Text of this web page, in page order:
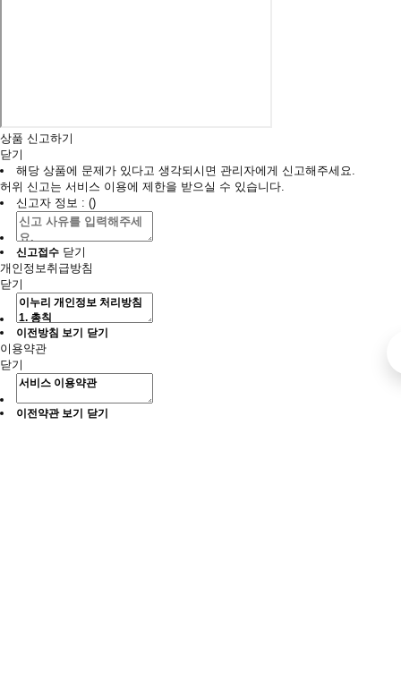
상품 신고하기
닫기
해당 상품에 문제가 있다고 생각되시면 관리자에게 신고해주세요.
허위 신고는 서비스 이용에 제한을 받으실 수 있습니다.
신고자 정보 : ()
신고접수 닫기
개인정보취급방침
닫기
이전방침 보기 닫기
이용약관
닫기
이전약관 보기 닫기